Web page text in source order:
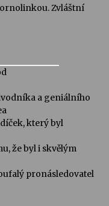
Zvláštní
a geniálního
který byl
že byl i skvělým
pronásledovatel